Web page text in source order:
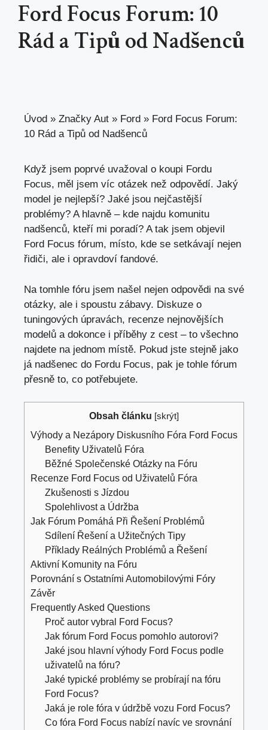
Ford Focus Forum: 10
Rád a Tipů od Nadšenců
Úvod » Značky Aut » Ford » Ford Focus Forum:
10 Rád a Tipů od Nadšenců
Když jsem poprvé uvažoval o koupi Fordu
Focus, měl jsem víc otázek než odpovědí. Jaký
model je nejlepší? Jaké jsou nejčastější
problémy? A hlavně – kde najdu komunitu
nadšenců, kteří mi poradí? A tak jsem objevil
Ford Focus fórum, místo, kde se setkávají nejen
řidiči, ale i opravdoví fandové.
Na tomhle fóru jsem našel nejen odpovědi na své
otázky, ale i spoustu zábavy. Diskuze o
tuningových úpravách, recenze nejnovějších
modelů a dokonce i příběhy z cest – to všechno
najdete na jednom místě. Pokud jste stejně jako
já nadšenec do Fordu Focus, pak je tohle fórum
přesně to, co potřebujete.
Obsah článku [skrýt]
Výhody a Nezápory Diskusního Fóra Ford Focus
Benefity Uživatelů Fóra
Běžné Společenské Otázky na Fóru
Recenze Ford Focus od Uživatelů Fóra
Zkušenosti s Jízdou
Spolehlivost a Údržba
Jak Fórum Pomáhá Při Řešení Problémů
Sdílení Řešení a Užitečných Tipy
Příklady Reálných Problémů a Řešení
Aktivní Komunity na Fóru
Porovnání s Ostatními Automobilovými Fóry
Závěr
Frequently Asked Questions
Proč autor vybral Ford Focus?
Jak fórum Ford Focus pomohlo autorovi?
Jaké jsou hlavní výhody Ford Focus podle
uživatelů na fóru?
Jaké typické problémy se probírají na fóru
Ford Focus?
Jaká je role fóra v údržbě vozu Ford Focus?
Co fóra Ford Focus nabízí navíc ve srovnání